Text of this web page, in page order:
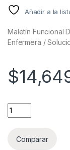
Añadir a la
Maletín Funcional
Enfermera /
$
Maletín
Comparar